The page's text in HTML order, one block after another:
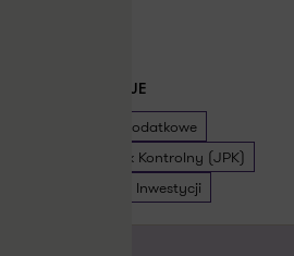
SPECJALIZACJE
Doradztwo podatkowe
Jednolity Plik Kontrolny (JPK)
Polska Strefa Inwestycji